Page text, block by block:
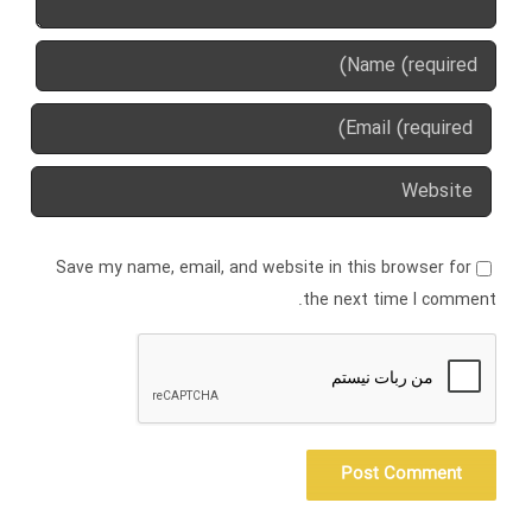
Save my name, email, and website in this browser for
the next time I comment.